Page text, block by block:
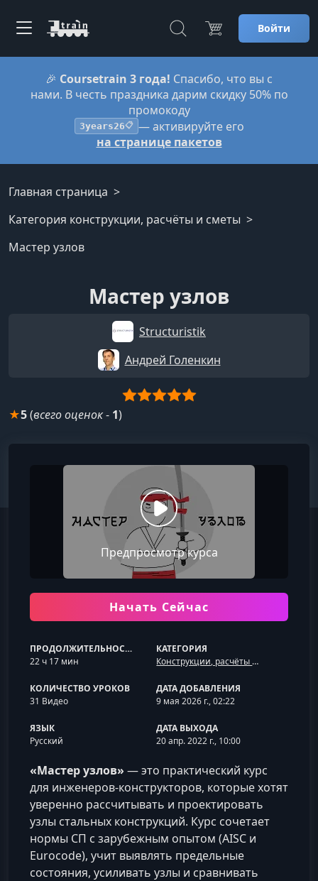
Войти
🎉 Coursetrain 3 года! Спасибо, что вы с
нами. В честь праздника дарим скидку 50% по
промокоду
3years26📋 — активируйте его
на странице пакетов
Главная страница
Категория конструкции, расчёты и сметы
Мастер узлов
Мастер узлов
Structuristik
​Андрей Голенкин
★5(всего оценок- 1)
Предпросмотр курса
Начать Сейчас
ПРОДОЛЖИТЕЛЬНОСТЬ
22 ч 17 мин
КАТЕГОРИЯ
Конструкции, расчёты и сметы
КОЛИЧЕСТВО УРОКОВ
31 Видео
ДАТА ДОБАВЛЕНИЯ
9 мая 2026 г., 02:22
ЯЗЫК
Русский
ДАТА ВЫХОДА
20 апр. 2022 г., 10:00
«Мастер узлов» — это практический курс
для инженеров‑конструкторов, которые хотят
уверенно рассчитывать и проектировать
узлы стальных конструкций. Курс сочетает
нормы СП с зарубежным опытом (AISC и
Eurocode), учит выявлять предельные
состояния, усиливать узлы и сравнивать